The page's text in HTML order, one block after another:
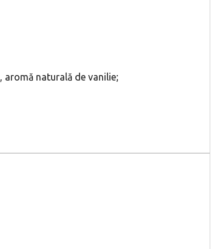
, aromă naturală de vanilie;